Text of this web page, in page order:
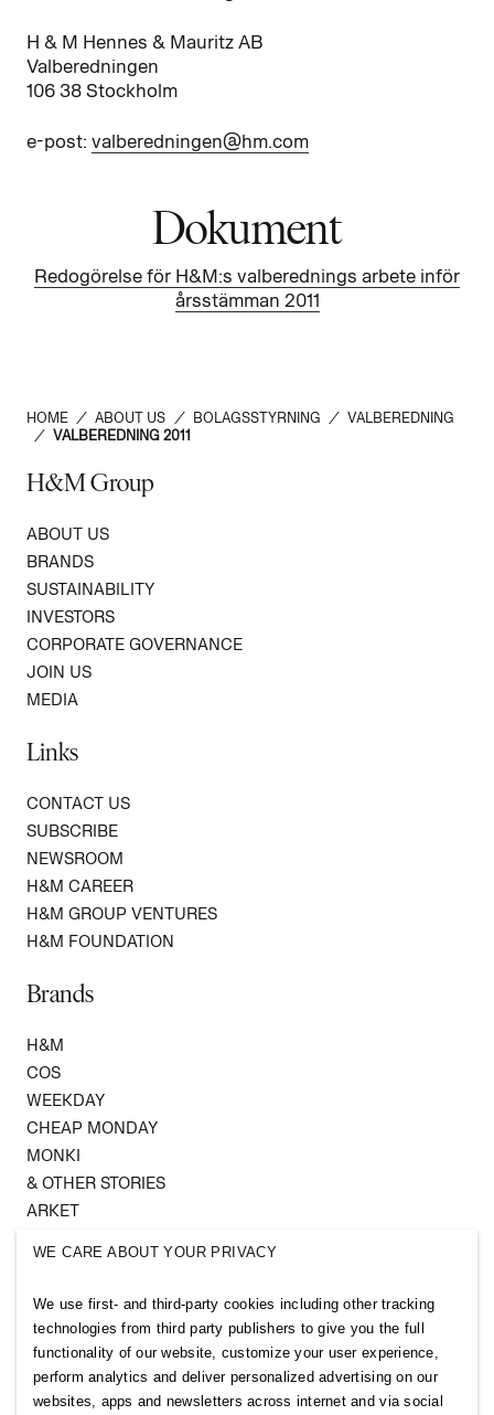
H & M Hennes & Mauritz AB
Valberedningen
106 38 Stockholm
e-post: valberedningen@hm.com
Dokument
Redogörelse för H&M:s valberednings arbete inför
årsstämman 2011
HOME / ABOUT US / BOLAGSSTYRNING / VALBEREDNING
/ VALBEREDNING 2011
H&M Group
ABOUT US
BRANDS
SUSTAINABILITY
INVESTORS
CORPORATE GOVERNANCE
JOIN US
MEDIA
Links
CONTACT US
SUBSCRIBE
NEWSROOM
H&M CAREER
H&M GROUP VENTURES
H&M FOUNDATION
Brands
H&M
COS
WEEKDAY
CHEAP MONDAY
MONKI
& OTHER STORIES
ARKET
Follow us
WE CARE ABOUT YOUR PRIVACY
We use first- and third-party cookies including other tracking
technologies from third party publishers to give you the full
functionality of our website, customize your user experience,
perform analytics and deliver personalized advertising on our
websites, apps and newsletters across internet and via social